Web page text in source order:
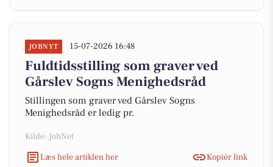
JOBNYT 15-07-2026 16:48
Fuldtidsstilling som graver ved
Gårslev Sogns Menighedsråd
Stillingen som graver ved Gårslev Sogns
Menighedsråd er ledig pr.
Kilde: JobNet
Læs hele artiklen her
Kopiér link